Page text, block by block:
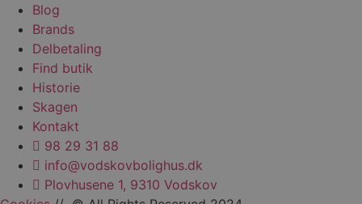
Blog
Brands
Delbetaling
Find butik
Historie
Skagen
Kontakt
98 29 31 88
info@vodskovbolighus.dk
Plovhusene 1, 9310 Vodskov
Navn
sbjs_first_add
.vodskovbolighus.dk
Provider / Domæne
test_cookie
Google LLC